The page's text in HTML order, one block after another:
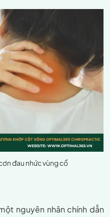
đau nhức vùng cổ
nguyên nhân chính dẫn